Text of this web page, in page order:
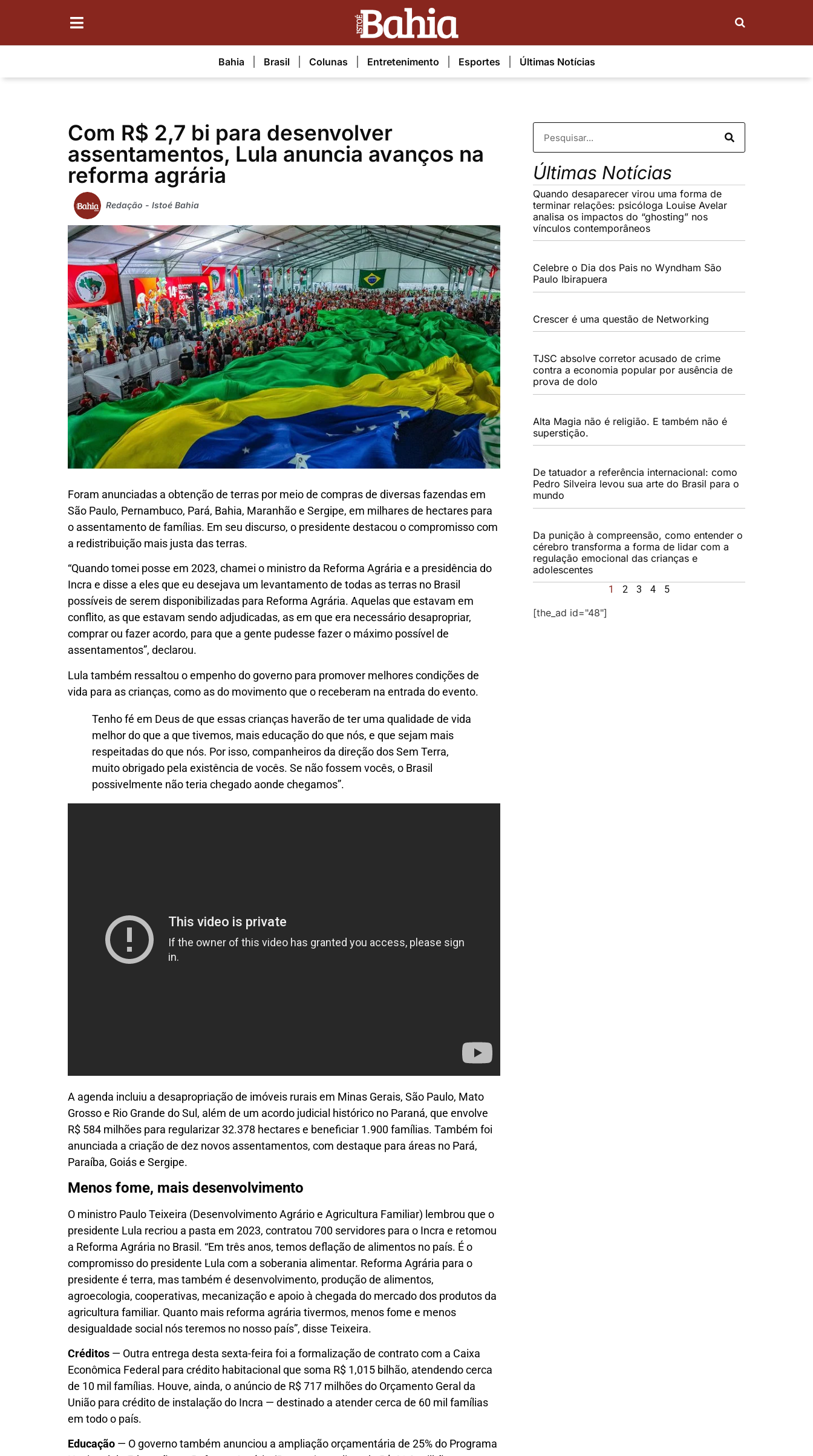
Bahia Brasil Colunas Entretenimento Esportes Últimas Notícias
Com R$ 2,7 bi para desenvolver
assentamentos, Lula anuncia avanços na
reforma agrária
Redação - Istoé Bahia
Foram anunciadas a obtenção de terras por meio de compras de diversas fazendas em
São Paulo, Pernambuco, Pará, Bahia, Maranhão e Sergipe, em milhares de hectares para
o assentamento de famílias. Em seu discurso, o presidente destacou o compromisso com
a redistribuição mais justa das terras.
“Quando tomei posse em 2023, chamei o ministro da Reforma Agrária e a presidência do
Incra e disse a eles que eu desejava um levantamento de todas as terras no Brasil
possíveis de serem disponibilizadas para Reforma Agrária. Aquelas que estavam em
conflito, as que estavam sendo adjudicadas, as em que era necessário desapropriar,
comprar ou fazer acordo, para que a gente pudesse fazer o máximo possível de
assentamentos”, declarou.
Lula também ressaltou o empenho do governo para promover melhores condições de
vida para as crianças, como as do movimento que o receberam na entrada do evento.
Tenho fé em Deus de que essas crianças haverão de ter uma qualidade de vida
melhor do que a que tivemos, mais educação do que nós, e que sejam mais
respeitadas do que nós. Por isso, companheiros da direção dos Sem Terra,
muito obrigado pela existência de vocês. Se não fossem vocês, o Brasil
possivelmente não teria chegado aonde chegamos”.
A agenda incluiu a desapropriação de imóveis rurais em Minas Gerais, São Paulo, Mato
Grosso e Rio Grande do Sul, além de um acordo judicial histórico no Paraná, que envolve
R$ 584 milhões para regularizar 32.378 hectares e beneficiar 1.900 famílias. Também foi
anunciada a criação de dez novos assentamentos, com destaque para áreas no Pará,
Paraíba, Goiás e Sergipe.
Menos fome, mais desenvolvimento
O ministro Paulo Teixeira (Desenvolvimento Agrário e Agricultura Familiar) lembrou que o
presidente Lula recriou a pasta em 2023, contratou 700 servidores para o Incra e retomou
a Reforma Agrária no Brasil. “Em três anos, temos deflação de alimentos no país. É o
compromisso do presidente Lula com a soberania alimentar. Reforma Agrária para o
presidente é terra, mas também é desenvolvimento, produção de alimentos,
agroecologia, cooperativas, mecanização e apoio à chegada do mercado dos produtos da
agricultura familiar. Quanto mais reforma agrária tivermos, menos fome e menos
desigualdade social nós teremos no nosso país”, disse Teixeira.
Créditos — Outra entrega desta sexta-feira foi a formalização de contrato com a Caixa
Econômica Federal para crédito habitacional que soma R$ 1,015 bilhão, atendendo cerca
de 10 mil famílias. Houve, ainda, o anúncio de R$ 717 milhões do Orçamento Geral da
União para crédito de instalação do Incra — destinado a atender cerca de 60 mil famílias
em todo o país.
Educação — O governo também anunciou a ampliação orçamentária de 25% do Programa
Últimas Notícias
Quando desaparecer virou uma forma de
terminar relações: psicóloga Louise Avelar
analisa os impactos do “ghosting” nos
vínculos contemporâneos
Celebre o Dia dos Pais no Wyndham São
Paulo Ibirapuera
Crescer é uma questão de Networking
TJSC absolve corretor acusado de crime
contra a economia popular por ausência de
prova de dolo
Alta Magia não é religião. E também não é
superstição.
De tatuador a referência internacional: como
Pedro Silveira levou sua arte do Brasil para o
mundo
Da punição à compreensão, como entender o
cérebro transforma a forma de lidar com a
regulação emocional das crianças e
adolescentes
1 2 3 4 5
[the_ad id="48"]